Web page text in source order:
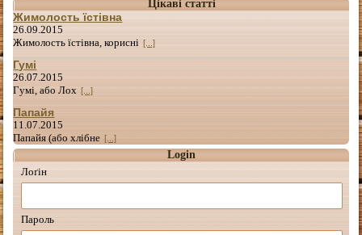
Цікаві статті
Жимолость їстівна
26.09.2015
Жимолость їстівна, корисні [...]
Гумі
26.07.2015
Гумі, або Лох [...]
Папайя
11.07.2015
Папайя (або хлібне [...]
Login
Лоґін
Пароль